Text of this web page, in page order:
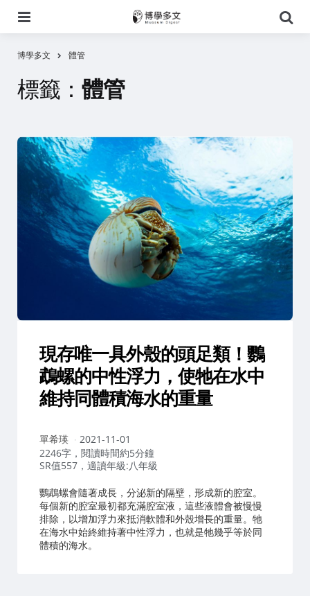
尋
博學多文 體管
標籤： 體管
現存唯一具外殼的頭足類！鸚
鵡螺的中性浮力，使牠在水中
維持同體積海水的重量
作
者：
單希瑛
2021-11-01
2246字，閱讀時間約5分鐘
SR值557，適讀年級:八年級
鸚鵡螺會隨著成長，分泌新的隔壁，形成新的腔室。
每個新的腔室最初都充滿腔室液，這些液體會被慢慢
排除，以增加浮力來抵消軟體和外殼增長的重量。牠
在海水中始終維持著中性浮力，也就是牠幾乎等於同
體積的海水。